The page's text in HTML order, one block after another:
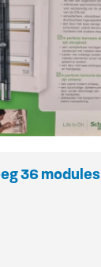
36 modules